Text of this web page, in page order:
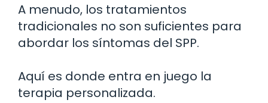
A menudo, los tratamientos
tradicionales no son suficientes para
abordar los síntomas del SPP.
Aquí es donde entra en juego la
terapia personalizada.